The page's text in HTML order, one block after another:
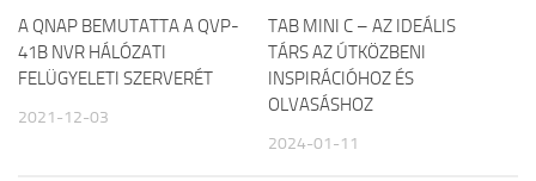
A QNAP BEMUTATTA A QVP-
41B NVR HÁLÓZATI
FELÜGYELETI SZERVERÉT
2021-12-03
TAB MINI C – AZ IDEÁLIS
TÁRS AZ ÚTKÖZBENI
INSPIRÁCIÓHOZ ÉS
OLVASÁSHOZ
2024-01-11